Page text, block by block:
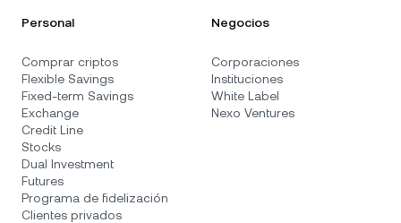
Personal
Comprar criptos
Flexible Savings
Fixed-term Savings
Exchange
Credit Line
Stocks
Dual Investment
Futures
Programa de fidelización
Clientes privados
Negocios
Corporaciones
Instituciones
White Label
Nexo Ventures